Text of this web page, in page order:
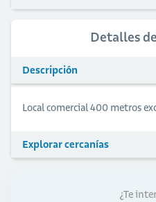
Detalles
Descripción
Local comercial 400 metros
Explorar cercanías
¿Te